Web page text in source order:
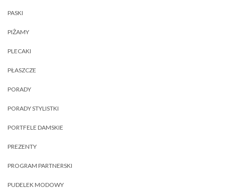
PASKI
PIŻAMY
PLECAKI
PŁASZCZE
PORADY
PORADY STYLISTKI
PORTFELE DAMSKIE
PREZENTY
PROGRAM PARTNERSKI
PUDELEK MODOWY